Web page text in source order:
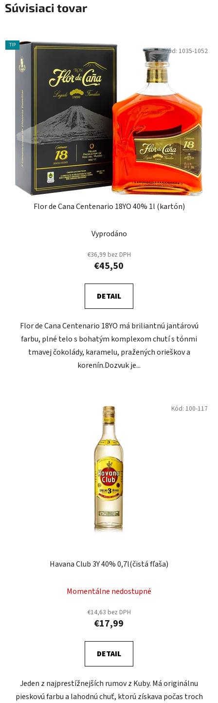
Súvisiaci tovar
TIP
Flor de Cana Centenario 18YO 40% 1l (kartón)
Vyprodáno
€36,99 bez DPH
€45,50
DETAIL
Flor de Cana Centenario 18YO má briliantnú jantárovú
farbu, plné telo s bohatým komplexom chutí s tónmi
tmavej čokolády, karamelu, pražených orieškov a
korenín.Dozvuk je...
Kód: 1035-1052
Havana Club 3Y 40% 0,7l(čistá fľaša)
Momentálne nedostupné
€14,63 bez DPH
€17,99
DETAIL
Jeden z najprestížnejších rumov z Kuby. Má originálnu
pieskovú farbu a lahodnú chuť, ktorú získava počas troch
Kód: 100-117